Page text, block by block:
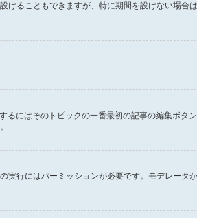
ることもできますが、特に期間を設けない場合
るにはそのトピックの一番最初の記事の編集ボタ
行にはパーミッションが必要です。モデレータ